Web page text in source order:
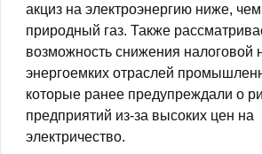
акциз на электроэнергию ниже,
природный газ. Также
возможность снижения налоговой
энергоемких отраслей
которые ранее предупреждали о
предприятий из-за высоких цен на
электричество.